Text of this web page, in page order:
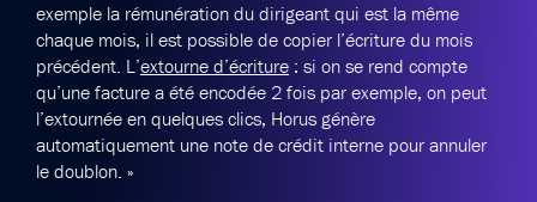
exemple la rémunération du dirigeant qui est la même
chaque mois, il est possible de copier l’écriture du mois
précédent. L’extourne d’écriture : si on se rend compte
qu’une facture a été encodée 2 fois par exemple, on peut
l’extournée en quelques clics, Horus génère
automatiquement une note de crédit interne pour annuler
le doublon. »